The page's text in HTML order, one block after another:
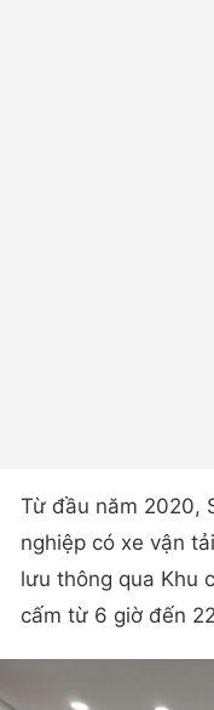
Từ đầu năm 2020,
nghiệp có xe vận
lưu thông qua Khu
cấm từ 6 giờ đến